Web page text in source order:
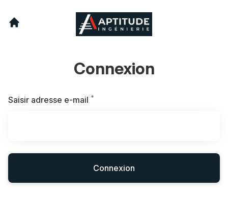
Connexion
Saisir adresse e-mail *
Connexion